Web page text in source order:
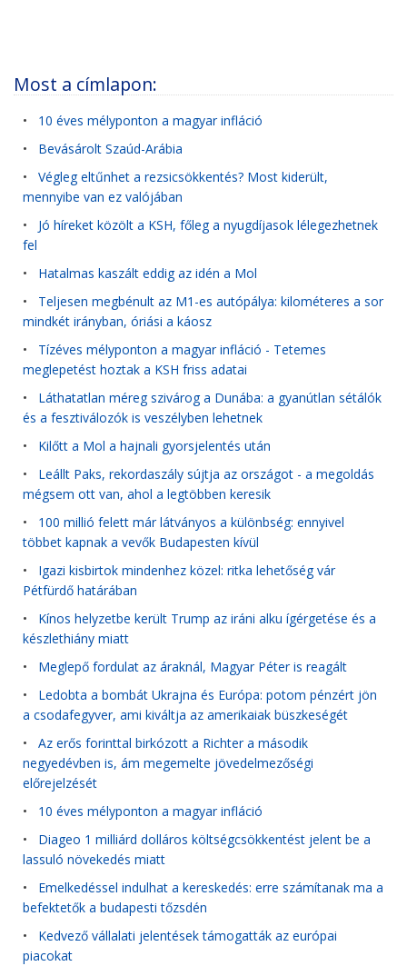
Most a címlapon:
• 10 éves mélyponton a magyar infláció
• Bevásárolt Szaúd-Arábia
• Végleg eltűnhet a rezsicsökkentés? Most kiderült,
mennyibe van ez valójában
• Jó híreket közölt a KSH, főleg a nyugdíjasok lélegezhetnek
fel
• Hatalmas kaszált eddig az idén a Mol
• Teljesen megbénult az M1-es autópálya: kilométeres a sor
mindkét irányban, óriási a káosz
• Tízéves mélyponton a magyar infláció - Tetemes
meglepetést hoztak a KSH friss adatai
• Láthatatlan méreg szivárog a Dunába: a gyanútlan sétálók
és a fesztiválozók is veszélyben lehetnek
• Kilőtt a Mol a hajnali gyorsjelentés után
• Leállt Paks, rekordaszály sújtja az országot - a megoldás
mégsem ott van, ahol a legtöbben keresik
• 100 millió felett már látványos a különbség: ennyivel
többet kapnak a vevők Budapesten kívül
• Igazi kisbirtok mindenhez közel: ritka lehetőség vár
Pétfürdő határában
• Kínos helyzetbe került Trump az iráni alku ígérgetése és a
készlethiány miatt
• Meglepő fordulat az áraknál, Magyar Péter is reagált
• Ledobta a bombát Ukrajna és Európa: potom pénzért jön
a csodafegyver, ami kiváltja az amerikaiak büszkeségét
• Az erős forinttal birkózott a Richter a második
negyedévben is, ám megemelte jövedelmezőségi
előrejelzését
• 10 éves mélyponton a magyar infláció
• Diageo 1 milliárd dolláros költségcsökkentést jelent be a
lassuló növekedés miatt
• Emelkedéssel indulhat a kereskedés: erre számítanak ma a
befektetők a budapesti tőzsdén
• Kedvező vállalati jelentések támogatták az európai
piacokat